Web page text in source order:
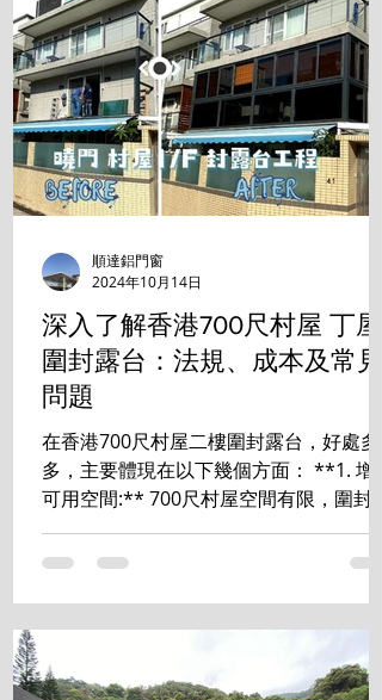
深入了解香港700尺村屋 丁屋
圍封露台：法規、成本及常見
問題
在香港700尺村屋二樓圍封露台，好處多
多，主要體現在以下幾個方面： **1. 增加
可用空間:** 700尺村屋空間有限，圍封露
台能有效增加室內使用面積，可改造成書
房、睡房、儲物室等，提升居住舒適度和
順達鋁門窗
2024年10月14日